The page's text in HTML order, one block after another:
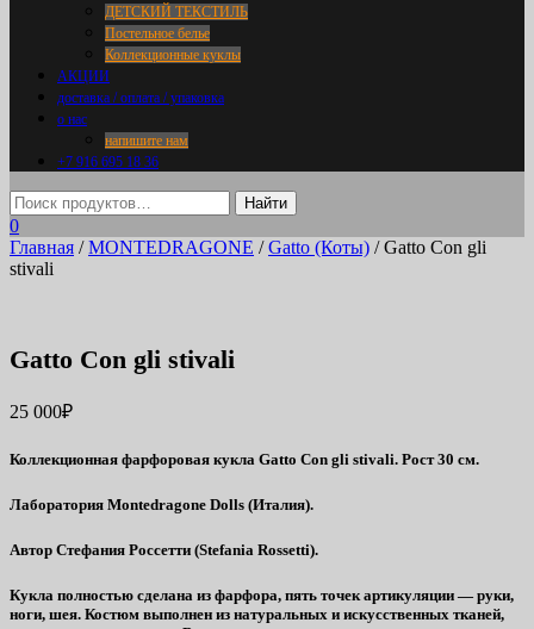
ДЕТСКИЙ ТЕКСТИЛЬ
Постельное белье
Коллекционные куклы
АКЦИИ
доставка / оплата / упаковка
о нас
напишите нам
+7 916 695 18 36
0
Главная /MONTEDRAGONE /Gatto (Коты) / Gatto Con gli
stivali
Gatto Con gli stivali
25 000₽
Коллекционная фарфоровая кукла Gatto Con gli stivali. Рост 30 см.
Лаборатория Montedragone Dolls (Италия).
Автор Стефания Россетти (Stefania Rossetti).
Кукла полностью сделана из фарфора, пять точек артикуляции — руки,
ноги, шея. Костюм выполнен из натуральных и искусственных тканей,